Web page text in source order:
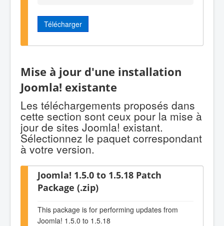
Télécharger
Mise à jour d'une installation
Joomla! existante
Les téléchargements proposés dans
cette section sont ceux pour la mise à
jour de sites Joomla! existant.
Sélectionnez le paquet correspondant
à votre version.
Joomla! 1.5.0 to 1.5.18 Patch
Package (.zip)
This package is for performing updates from
Joomla! 1.5.0 to 1.5.18